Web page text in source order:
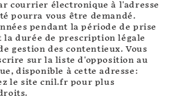
courrier électronique à l'adresse
pourra vous être demandé.
pendant la période de prise
la durée de prescription légale
gestion des contentieux. Vous
sur la liste d'opposition au
disponible à cette adresse:
le site cnil.fr pour plus